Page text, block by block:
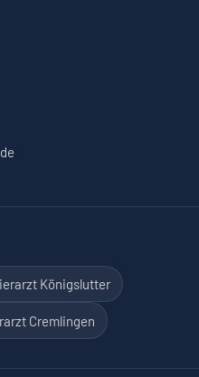
Königslutter
Cremlingen